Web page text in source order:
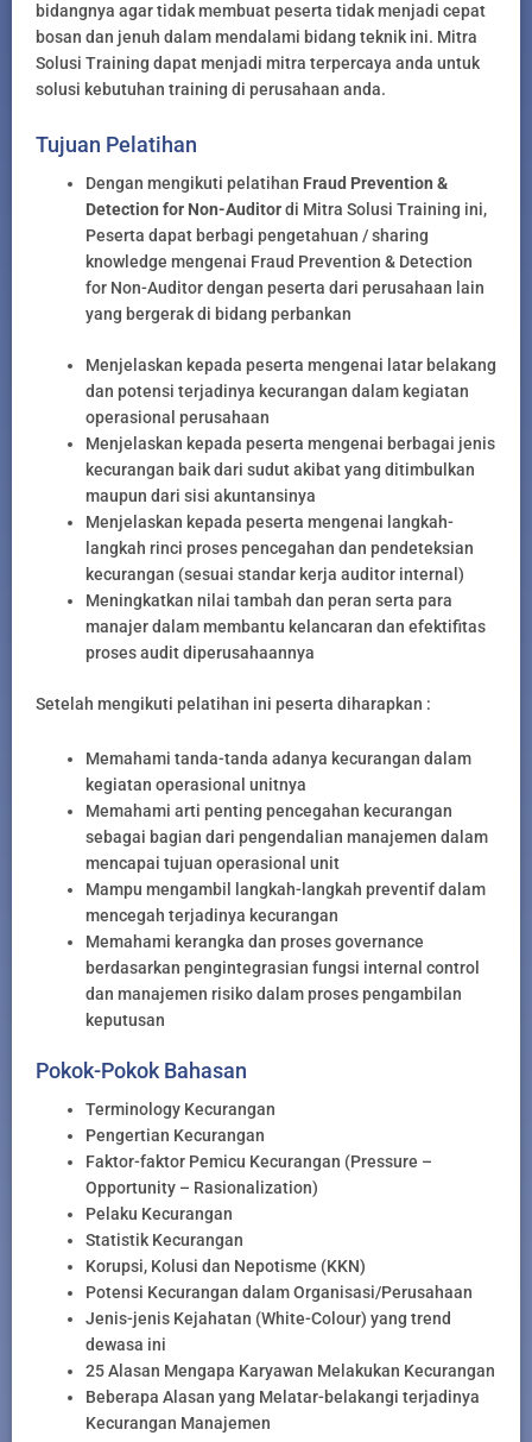
bidangnya agar tidak membuat peserta tidak menjadi cepat
bosan dan jenuh dalam mendalami bidang teknik ini. Mitra
Solusi Training dapat menjadi mitra terpercaya anda untuk
solusi kebutuhan training di perusahaan anda.
Tujuan Pelatihan
Dengan mengikuti pelatihan Fraud Prevention &
Detection for Non-Auditordi Mitra Solusi Training ini,
Peserta dapat berbagi pengetahuan / sharing
knowledge mengenai Fraud Prevention & Detection
for Non-Auditor dengan peserta dari perusahaan lain
yang bergerak di bidang perbankan
Menjelaskan kepada peserta mengenai latar belakang
dan potensi terjadinya kecurangan dalam kegiatan
operasional perusahaan
Menjelaskan kepada peserta mengenai berbagai jenis
kecurangan baik dari sudut akibat yang ditimbulkan
maupun dari sisi akuntansinya
Menjelaskan kepada peserta mengenai langkah-
langkah rinci proses pencegahan dan pendeteksian
kecurangan (sesuai standar kerja auditor internal)
Meningkatkan nilai tambah dan peran serta para
manajer dalam membantu kelancaran dan efektifitas
proses audit diperusahaannya
Setelah mengikuti pelatihan ini peserta diharapkan :
Memahami tanda-tanda adanya kecurangan dalam
kegiatan operasional unitnya
Memahami arti penting pencegahan kecurangan
sebagai bagian dari pengendalian manajemen dalam
mencapai tujuan operasional unit
Mampu mengambil langkah-langkah preventif dalam
mencegah terjadinya kecurangan
Memahami kerangka dan proses governance
berdasarkan pengintegrasian fungsi internal control
dan manajemen risiko dalam proses pengambilan
keputusan
Pokok-Pokok Bahasan
Terminology Kecurangan
Pengertian Kecurangan
Faktor-faktor Pemicu Kecurangan (Pressure –
Opportunity – Rasionalization)
Pelaku Kecurangan
Statistik Kecurangan
Korupsi, Kolusi dan Nepotisme (KKN)
Potensi Kecurangan dalam Organisasi/Perusahaan
Jenis-jenis Kejahatan (White-Colour) yang trend
dewasa ini
25 Alasan Mengapa Karyawan Melakukan Kecurangan
Beberapa Alasan yang Melatar-belakangi terjadinya
Kecurangan Manajemen